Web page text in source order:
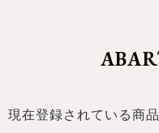
現在登録されている商